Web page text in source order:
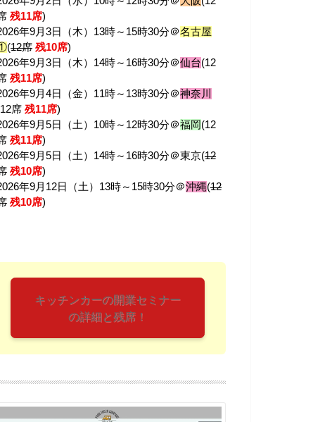
残11席)
年9月3日（木）13時～15時30分＠名古屋
(12席 残10席)
年9月3日（木）14時～16時30分＠仙台(12
残11席)
年9月4日（金）11時～13時30分＠神奈川
席 残11席)
年9月5日（土）10時～12時30分＠福岡 (12
残11席)
年9月5日（土）14時～16時30分＠東京(12
残10席)
年9月12日（土）13時～15時30分＠沖縄(12
残10席)
キッチンカーの開業セミナー
の詳細と残席！